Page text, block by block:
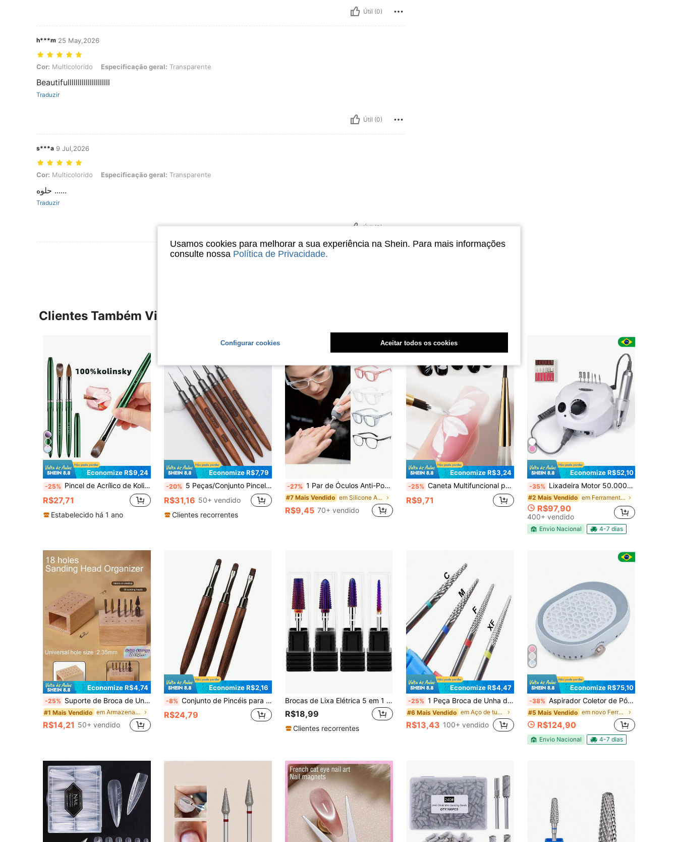
Útil (0)
h***m 25 May,2026
Cor: Multicolorido, Especificação geral: Transparente
Cor: Multicolorido Especificação geral: Transparente
Beautifulllllllllllllllllllll
Traduzir
Útil (0)
s***a 9 Jul,2026
Cor: Multicolorido, Especificação geral: Transparente
Cor: Multicolorido Especificação geral: Transparente
حلوه ......
Traduzir
Útil (0)
Ver Mais Avaliações
Clientes Também Visitaram
Economize R$9,24
-25% Pincel de Acrílico de Kolinsky de Boa Qualidade, Pincel de Marta para Arte de Unhas, Cabo de Madeira, Construtor de Gel, Pincel de Manicure, Ferramentas de Desenho
R$27,71
Estabelecido há 1 ano
Economize R$7,79
-20% 5 Peças/Conjunto Pincel Delineador de Unhas com Cabo de Madeira, Conjunto de Canetas Desenhadoras de Unhas para Linhas Longas, Detalhes Pequenos, Pintura Fina de Unhas, Pincel para Fita Decorativa de Unhas com Cobertura de Metal
R$31,16 50+ vendido
Clientes recorrentes
-27% 1 Par de Óculos Anti-Poeira para Arte de Unhas - Lentes Transparentes/Rosa/Preto/Azul, Múltiplas Cores Disponíveis, Design à Prova de Vento, Ferramenta de Proteção Ocular para Cuidados Finos com as Unhas, Acessório de Cuidados com Pedicure, Armação de Plástico Leve e Durável, Estilo Fashion, Robusto e Durável, Essencial de Beleza, Suprimentos Profissionais de Arte de Unhas para Artistas de Unhas, Suprimentos Essenciais de Arte de Unhas para Técnicos de Unhas e Artistas de Unhas
#7 Mais Vendido em Silicone Acessórios para Nail Art
R$9,45 70+ vendido
Economize R$3,24
-25% Caneta Multifuncional para Pintura de Unhas para Pintura de Flores. Pincel de Ponta Fina. Ferramenta de Arte de Unhas para Arte de Unhas. Caneta de Desenho. Design de Pincel de Arte de Unhas. Fácil de Operar. Material Suave. Ferramenta DIY, Adequada para Salões de Unhas e Entusiastas de Arte de Unhas para Criar Unhas Falsas de Verão Curtas
R$9,71
Economize R$52,10
-35% Lixadeira Motor 50.000RPM Nail Drill Profissional para Unha Gel Bivolt
#2 Mais Vendido em Ferramentas para praticar Nail Art
R$97,90
400+ vendido
Envio Nacional 4-7 dias
Economize R$4,74
-25% Suporte de Broca de Unha de Madeira Japonesa | Organizador de Mesa com 18 Furos para Ferramentas de Arte de Unhas (Placa de Armazenamento de Salão)
#1 Mais Vendido em Armazenamento e bolsas para Nail Art Armazename
R$14,21 50+ vendido
Economize R$2,16
-8% Conjunto de Pincéis para Arte de Unhas com Cabo de Madeira, Amigável para Iniciantes, Cerdas Macias, Fácil de Usar. Crie Facilmente Delicadas Artes de Unhas em Casa para DIY, com Qualidade de Salão Profissional.
R$24,79
Brocas de Lixa Elétrica 5 em 1 Roxa, Cortador de Fresagem para Manicure, Remoção de Gel e Unhas Acrílicas, Acessório e Ferramenta
R$18,99
Clientes recorrentes
Economize R$4,47
-25% 1 Peça Broca de Unha de Carboneto de Tungstênio 3/32 Polegada, Removedor de Cutícula, Limpador de Unhas, Removedor de Pele Morta, Preparação de Unhas para Arquivo de Unhas Elétrico, Ferramentas de Manicure e Pedicure, Uso Profissional e Doméstico
#6 Mais Vendido em Aço de tungstênio Brocas para pregos
R$13,43 100+ vendido
Economize R$75,10
-38% Aspirador Coletor de Pó CS808-1 Profissional 4500RPM Bivolt Manicure Estética Unhas Gel
#5 Mais Vendido em novo Ferramentas para Nail Art
R$124,90
Envio Nacional 4-7 dias
Usamos cookies para melhorar a sua experiência na Shein. Para mais informações
consulte nossa Política de Privacidade.
Configurar cookies Aceitar todos os cookies